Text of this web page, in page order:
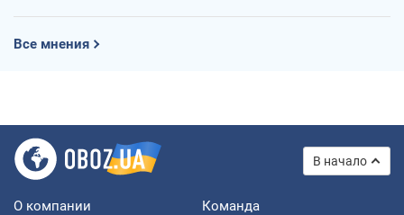
Все мнения
В начало
О компании Команда